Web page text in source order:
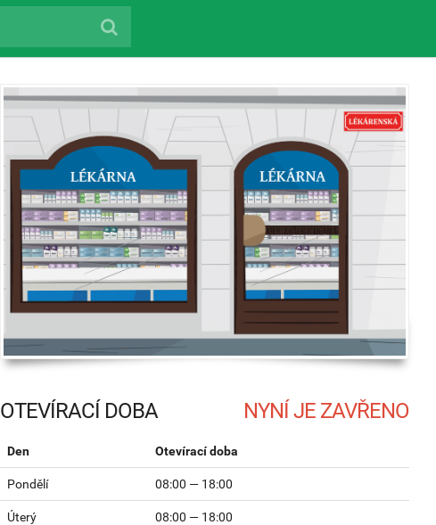
OTEVÍRACÍ DOBA
Den Otevírací doba
Pondělí 08:00 — 18:00
Úterý 08:00 — 18:00